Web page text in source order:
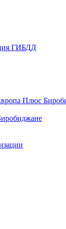
ГИБДД
Плюс